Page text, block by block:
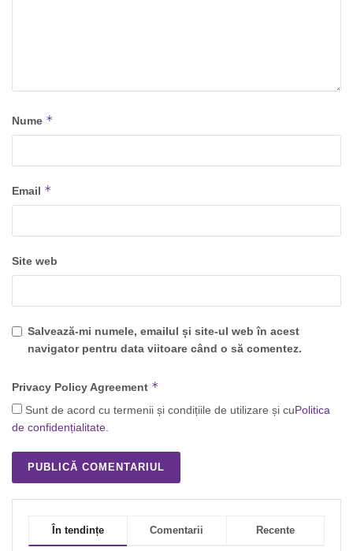
Nume *
Email *
Site web
Salvează-mi numele, emailul și site-ul web în acest
navigator pentru data viitoare când o să comentez.
Privacy Policy Agreement *
Sunt de acord cu termenii și condițiile de utilizare și cuPolitica
de confidențialitate.
În tendințe Comentarii Recente